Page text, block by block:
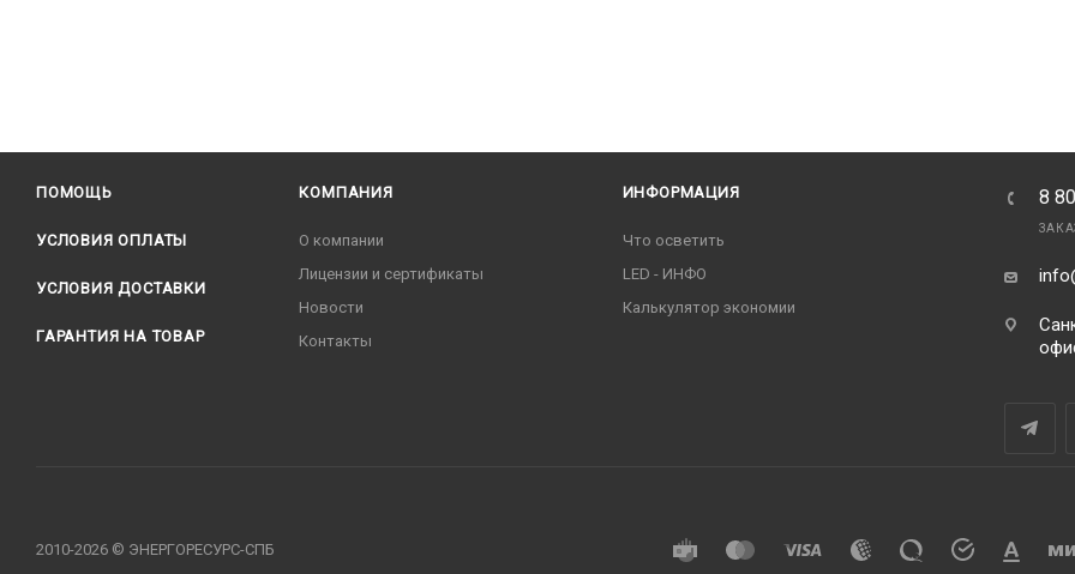
ПОМОЩЬ
УСЛОВИЯ ОПЛАТЫ
УСЛОВИЯ ДОСТАВКИ
ГАРАНТИЯ НА ТОВАР
КОМПАНИЯ
О компании
Лицензии и сертификаты
Новости
Контакты
ИНФОРМАЦИЯ
Что осветить
LED - ИНФО
Калькулятор экономии
8
2010-2026 © ЭНЕРГОРЕСУРС-СПБ